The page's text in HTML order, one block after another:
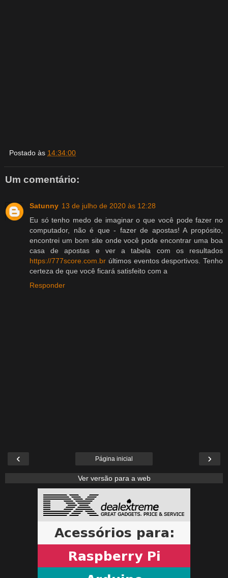
Postado às 14:34:00
Um comentário:
Satunny 13 de julho de 2020 às 12:28
Eu só tenho medo de imaginar o que você pode fazer no
computador, não é que - fazer de apostas! A propósito,
encontrei um bom site onde você pode encontrar uma boa
casa de apostas e ver a tabela com os resultados
https://777score.com.br últimos eventos desportivos. Tenho
certeza de que você ficará satisfeito com a
Responder
‹ ›
Página inicial
Ver versão para a web